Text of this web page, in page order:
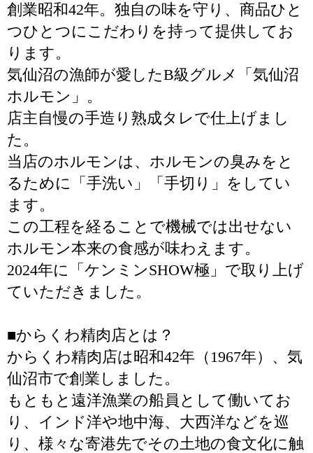
創業昭和42年。独自の味を守り、商品ひと
つひとつにこだわりを持って提供してお
ります。
気仙沼の漁師が愛したB級グルメ「気仙沼
ホルモン」。
店主自慢の手造り熟成タレで仕上げまし
た。
当店のホルモンは、ホルモンの臭みをと
るために「手洗い」「手切り」をしてい
ます。
この工程を経ることで機械では出せない
ホルモン本来の食感が味わえます。
2024年に「ケンミンSHOW極」で取り上げ
ていただきました。
■からくわ精肉店とは？
からくわ精肉店は昭和42年（1967年）、気
仙沼市で創業しました。
もともと遠洋漁業の船員として働いてお
り、インド洋や地中海、大西洋などを巡
り、様々な寄港先でその土地の食文化に触